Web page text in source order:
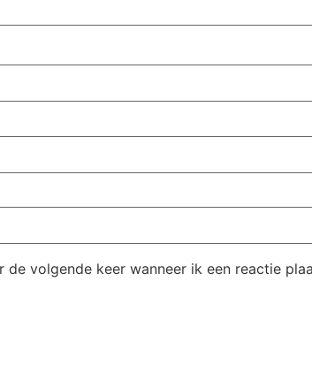
volgende keer wanneer ik een reactie